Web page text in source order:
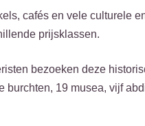
cafés en vele culturele
prijsklassen.
bezoeken deze
burchten, 19 musea, vijf